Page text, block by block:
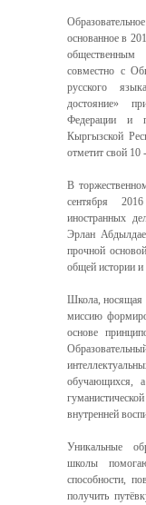
основанное в
совместно с
русского
достояние»
Федерации и
Кыргызской
отметит свой 10
В
сентября
иностранных
Эрлан
прочной
общей истории и
Школа, носящая
миссию
основе
обучающихся, а
внутренней
Уникальные
школы
способности,
получить